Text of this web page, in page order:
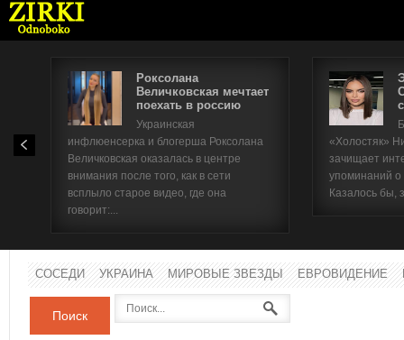
Роксолана
Величковская мечтает
поехать в россию
Украинская
инфлюенсерка и блогерша Роксолана
Величковская оказалась в центре
внимания после того, как в сети
всплыло старое видео, где она
говорит:...
«Холостяк»
зачищает
упоминаний
Казалось бы,
СОСЕДИ УКРАИНА МИРОВЫЕ ЗВЕЗДЫ ЕВРОВИДЕНИЕ
Поиск
Имя